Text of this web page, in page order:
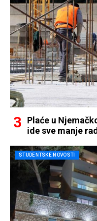
Plaće u
ide sve manje
STUDENTSKE NOVOSTI